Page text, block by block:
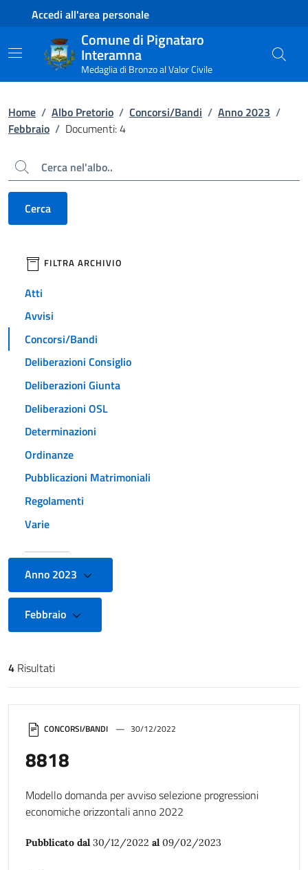
Contenuto principale
Piede di paginaAccedi all'area personale
Comune di Pignataro
Interamna
Medaglia di Bronzo al Valor Civile
Home / Albo Pretorio / Concorsi/Bandi / Anno 2023 /
Febbraio / Documenti: 4
Cerca
Cerca
filtri da applicare
FILTRA ARCHIVIO
Atti
Avvisi
Concorsi/Bandi
Deliberazioni Consiglio
Deliberazioni Giunta
Deliberazioni OSL
Determinazioni
Ordinanze
Pubblicazioni Matrimoniali
Regolamenti
Varie
Anno 2023
Febbraio
Risultati di ricerca
4 Risultati
CONCORSI/BANDI 30/12/2022
8818
Modello domanda per avviso selezione progressioni
economiche orizzontali anno 2022
Pubblicato dal 30/12/2022 al 09/02/2023